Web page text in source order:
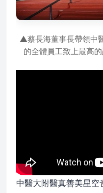
▲蔡長海董事長帶領中
的全體員工致上最高
中醫大附醫真善美星空